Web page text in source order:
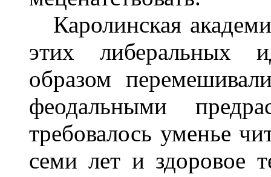
Каролинская
этих либеральных
образом
феодальными
требовалось уменье
семи лет и здоровое